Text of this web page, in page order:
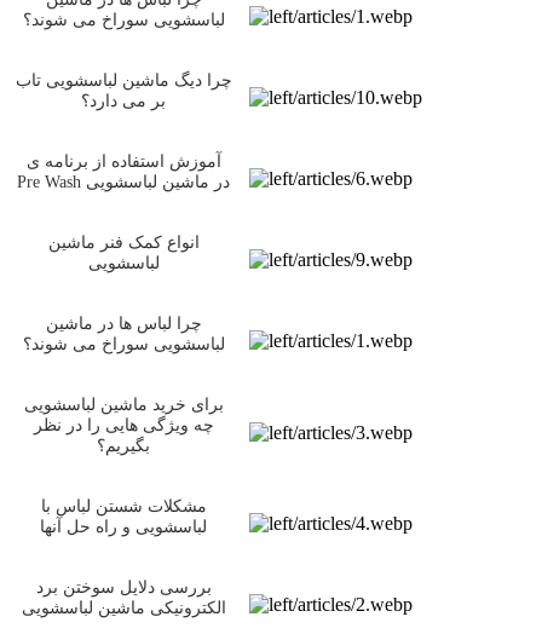
لباسشویی سوراخ می شوند؟
چرا دیگ ماشین لباسشویی تاب
بر می دارد؟
آموزش استفاده از برنامه ی
Pre Wash در ماشین لباسشویی
انواع کمک فنر ماشین
لباسشویی
چرا لباس ها در ماشین
لباسشویی سوراخ می شوند؟
برای خرید ماشین لباسشویی
چه ویژگی هایی را در نظر
بگیریم؟
مشکلات شستن لباس با
لباسشویی و راه حل آنها
بررسی دلایل سوختن برد
الکترونیکی ماشین لباسشویی